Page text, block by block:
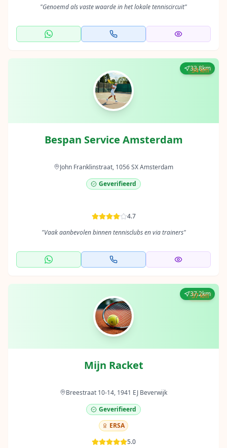
"Genoemd als vaste waarde in het lokale tenniscircuit"
33.8km
Bespan Service Amsterdam
John Franklinstraat, 1056 SX Amsterdam
Geverifieerd
4.7
"Vaak aanbevolen binnen tennisclubs en via trainers"
34 km
37.2km
Mijn Racket
Breestraat 10-14, 1941 EJ Beverwijk
Geverifieerd
ERSA
5.0
37 km